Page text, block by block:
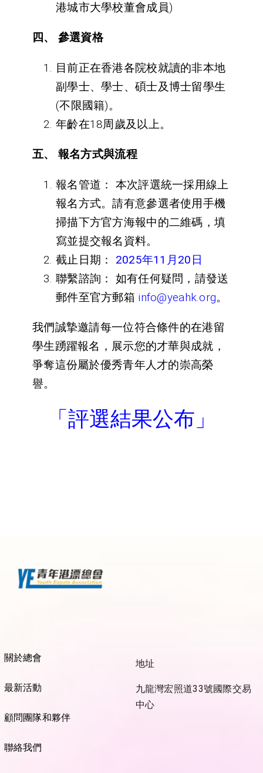
港城市大學校董會成員)
四、 參選資格
目前正在香港各院校就讀的非本地
副學士、學士、碩士及博士留學生
(不限國籍)。
年齡在18周歲及以上。
五、 報名方式與流程
報名管道：
本次評選統一採用線上
報名方式。請有意參選者使用手機
掃描下方官方海報中的二維碼，填
寫並提交報名資料。
截止日期：
2025年11月20日
聯繫諮詢：
如有任何疑問，請發送
郵件至官方郵箱 info@yeahk.org。
我們誠摯邀請每一位符合條件的在港留
學生踴躍報名，展示您的才華與成就，
爭奪這份屬於優秀青年人才的崇高榮
譽。
「 評選結果公布 」
關於總會
最新活動
顧問團隊和夥伴
聯絡我們
地址
九龍灣宏照道33號國際交易
中心